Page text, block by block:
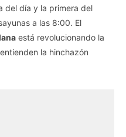
del día y la primera del
a las 8:00. El
está revolucionando la
la hinchazón